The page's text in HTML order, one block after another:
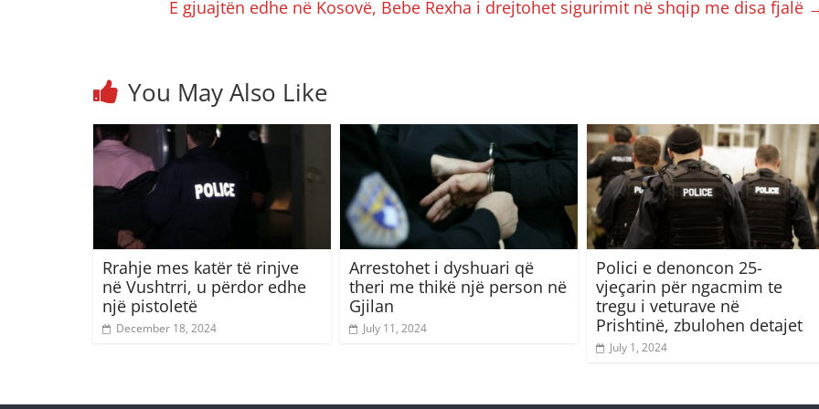
E gjuajtën edhe në Kosovë, Bebe Rexha i drejtohet sigurimit në shqip me disa fjalë
You May Also Like
Rrahje mes katër të rinjve
në Vushtrri, u përdor edhe
një pistoletë
December 18, 2024
Arrestohet i dyshuari që
theri me thikë një person në
Gjilan
July 11, 2024
Polici e denoncon 25-
vjeçarin për ngacmim te
tregu i veturave në
Prishtinë, zbulohen detajet
July 1, 2024